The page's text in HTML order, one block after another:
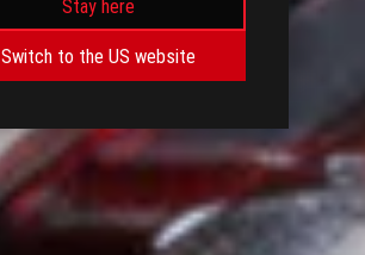
Stay here
Switch to the US website